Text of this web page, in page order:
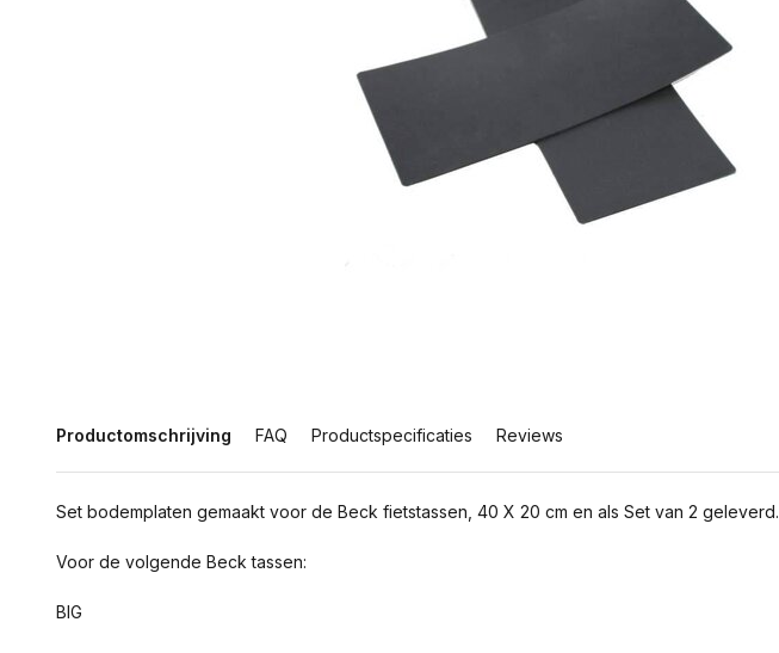
Productomschrijving FAQ Productspecificaties Reviews
Set bodemplaten gemaakt voor de Beck fietstassen, 40 X 20 cm en als Set van 2 geleverd.
Voor de volgende Beck tassen:
BIG